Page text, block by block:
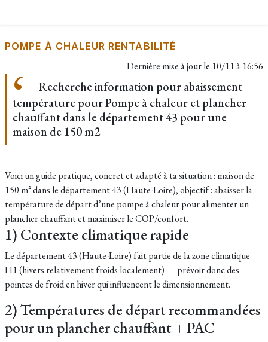
POMPE À CHALEUR RENTABILITÉ
Dernière mise à jour le 10/11 à 16:56
Recherche information pour abaissement
température pour Pompe à chaleur et plancher
chauffant dans le département 43 pour une
maison de 150 m2
Voici un guide pratique, concret et adapté à ta situation : maison de
150 m² dans le département 43 (Haute-Loire), objectif : abaisser la
température de départ d’une pompe à chaleur pour alimenter un
plancher chauffant et maximiser le COP/confort.
1) Contexte climatique rapide
Le département 43 (Haute-Loire) fait partie de la zone climatique
H1 (hivers relativement froids localement) — prévoir donc des
pointes de froid en hiver qui influencent le dimensionnement.
2) Températures de départ recommandées
pour un plancher chauffant + PAC